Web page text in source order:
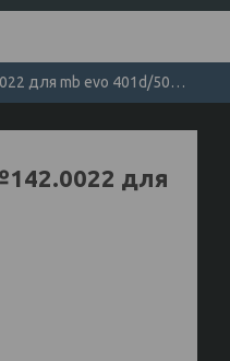
Вставка (10 шт) м8 25мм №142.0022 для mb evo 401d/501d
для